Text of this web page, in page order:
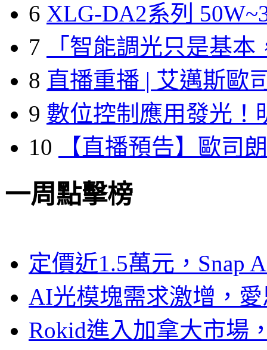
6 XLG-DA2系列
7
「智能調光只是基本
8 直播重播 | 艾邁斯歐
9 數位控制應用發光！
10
【直播預告】歐司
一周點擊榜
定價近1.5萬元，Snap
AI光模塊需求激增，
Rokid進入加拿大市場